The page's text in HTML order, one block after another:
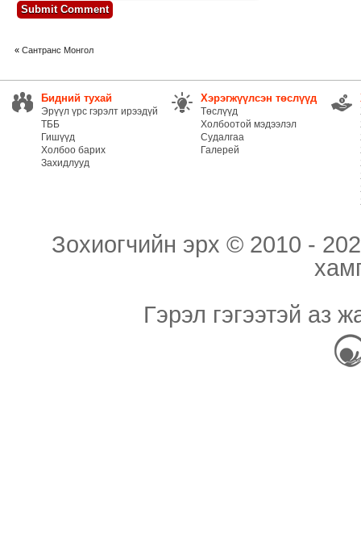
« Сантранс Монгол
Бидний тухай
Эрүүл үрс гэрэлт ирээдүй
ТББ
Гишүүд
Холбоо барих
Захидлууд
Хэрэгжүүлсэн төслүүд
Төслүүд
Холбоотой мэдээлэл
Судалгаа
Галерей
Зохиогчийн эрх © 2010 -
Гэрэл гэгээтэй аз